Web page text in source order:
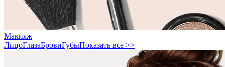
Макияж
ЛицоГлазаБровиГубыПоказать все >>